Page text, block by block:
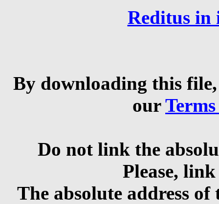
Reditus in
By downloading this
our
Do not link the
Please,
The absolute address